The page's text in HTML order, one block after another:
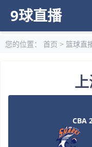
9球直播
您的位置： 首页 > 篮球直
CBA